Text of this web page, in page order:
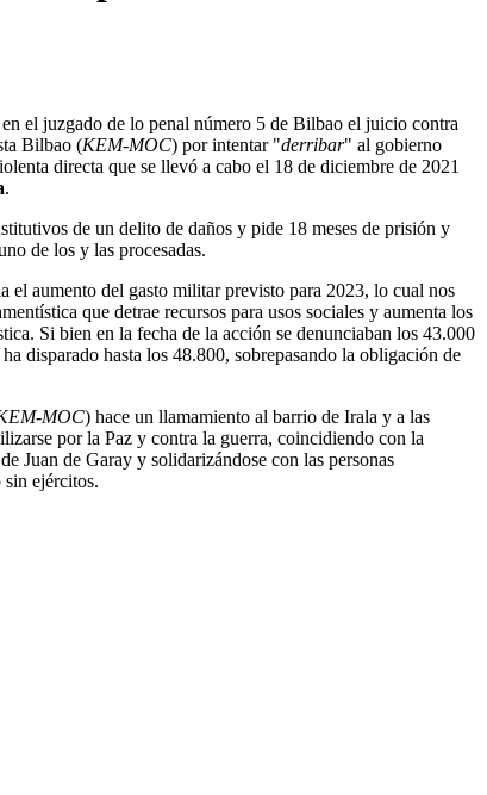
el juzgado de lo penal número 5 de Bilbao el juicio contra
Bilbao (KEM-MOC) por intentar "derribar" al gobierno
directa que se llevó a cabo el 18 de diciembre de 2021
.
de un delito de daños y pide 18 meses de prisión y
de los y las procesadas.
el aumento del gasto militar previsto para 2023, lo cual nos
que detrae recursos para usos sociales y aumenta los
Si bien en la fecha de la acción se denunciaban los 43.000
disparado hasta los 48.800, sobrepasando la obligación de
MOC) hace un llamamiento al barrio de Irala y a las
por la Paz y contra la guerra, coincidiendo con la
Juan de Garay y solidarizándose con las personas
ejércitos.